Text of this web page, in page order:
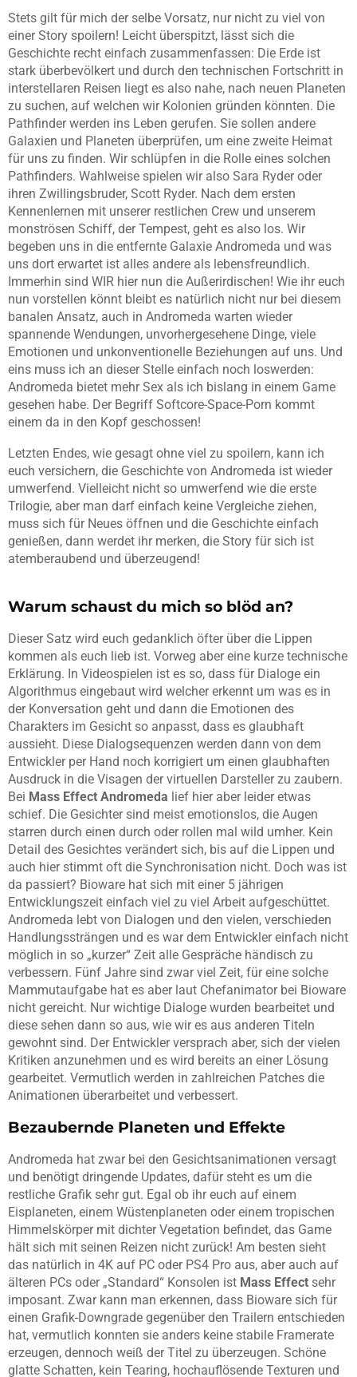
Stets gilt für mich der selbe Vorsatz, nur nicht zu viel von
einer Story spoilern! Leicht überspitzt, lässt sich die
Geschichte recht einfach zusammenfassen: Die Erde ist
stark überbevölkert und durch den technischen Fortschritt in
interstellaren Reisen liegt es also nahe, nach neuen Planeten
zu suchen, auf welchen wir Kolonien gründen könnten. Die
Pathfinder werden ins Leben gerufen. Sie sollen andere
Galaxien und Planeten überprüfen, um eine zweite Heimat
für uns zu finden. Wir schlüpfen in die Rolle eines solchen
Pathfinders. Wahlweise spielen wir also Sara Ryder oder
ihren Zwillingsbruder, Scott Ryder. Nach dem ersten
Kennenlernen mit unserer restlichen Crew und unserem
monströsen Schiff, der Tempest, geht es also los. Wir
begeben uns in die entfernte Galaxie Andromeda und was
uns dort erwartet ist alles andere als lebensfreundlich.
Immerhin sind WIR hier nun die Außerirdischen! Wie ihr euch
nun vorstellen könnt bleibt es natürlich nicht nur bei diesem
banalen Ansatz, auch in Andromeda warten wieder
spannende Wendungen, unvorhergesehene Dinge, viele
Emotionen und unkonventionelle Beziehungen auf uns. Und
eins muss ich an dieser Stelle einfach noch loswerden:
Andromeda bietet mehr Sex als ich bislang in einem Game
gesehen habe. Der Begriff Softcore-Space-Porn kommt
einem da in den Kopf geschossen!
Letzten Endes, wie gesagt ohne viel zu spoilern, kann ich
euch versichern, die Geschichte von Andromeda ist wieder
umwerfend. Vielleicht nicht so umwerfend wie die erste
Trilogie, aber man darf einfach keine Vergleiche ziehen,
muss sich für Neues öffnen und die Geschichte einfach
genießen, dann werdet ihr merken, die Story für sich ist
atemberaubend und überzeugend!
Warum schaust du mich so blöd an?
Dieser Satz wird euch gedanklich öfter über die Lippen
kommen als euch lieb ist. Vorweg aber eine kurze technische
Erklärung. In Videospielen ist es so, dass für Dialoge ein
Algorithmus eingebaut wird welcher erkennt um was es in
der Konversation geht und dann die Emotionen des
Charakters im Gesicht so anpasst, dass es glaubhaft
aussieht. Diese Dialogsequenzen werden dann von dem
Entwickler per Hand noch korrigiert um einen glaubhaften
Ausdruck in die Visagen der virtuellen Darsteller zu zaubern.
Bei Mass Effect Andromeda lief hier aber leider etwas
schief. Die Gesichter sind meist emotionslos, die Augen
starren durch einen durch oder rollen mal wild umher. Kein
Detail des Gesichtes verändert sich, bis auf die Lippen und
auch hier stimmt oft die Synchronisation nicht. Doch was ist
da passiert? Bioware hat sich mit einer 5 jährigen
Entwicklungszeit einfach viel zu viel Arbeit aufgeschüttet.
Andromeda lebt von Dialogen und den vielen, verschieden
Handlungssträngen und es war dem Entwickler einfach nicht
möglich in so „kurzer“ Zeit alle Gespräche händisch zu
verbessern. Fünf Jahre sind zwar viel Zeit, für eine solche
Mammutaufgabe hat es aber laut Chefanimator bei Bioware
nicht gereicht. Nur wichtige Dialoge wurden bearbeitet und
diese sehen dann so aus, wie wir es aus anderen Titeln
gewohnt sind. Der Entwickler versprach aber, sich der vielen
Kritiken anzunehmen und es wird bereits an einer Lösung
gearbeitet. Vermutlich werden in zahlreichen Patches die
Animationen überarbeitet und verbessert.
Bezaubernde Planeten und Effekte
Andromeda hat zwar bei den Gesichtsanimationen versagt
und benötigt dringende Updates, dafür steht es um die
restliche Grafik sehr gut. Egal ob ihr euch auf einem
Eisplaneten, einem Wüstenplaneten oder einem tropischen
Himmelskörper mit dichter Vegetation befindet, das Game
hält sich mit seinen Reizen nicht zurück! Am besten sieht
das natürlich in 4K auf PC oder PS4 Pro aus, aber auch auf
älteren PCs oder „Standard“ Konsolen ist Mass Effect sehr
imposant. Zwar kann man erkennen, dass Bioware sich für
einen Grafik-Downgrade gegenüber den Trailern entschieden
hat, vermutlich konnten sie anders keine stabile Framerate
erzeugen, dennoch weiß der Titel zu überzeugen. Schöne
glatte Schatten, kein Tearing, hochauflösende Texturen und